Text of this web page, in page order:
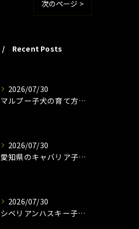
次のページ >
Recent Posts
2026/07/30
マルプー子犬の育て方と魅力解説
2026/07/30
愛知県のキャバリア子犬の魅力秘話
2026/07/30
シベリアンハスキー子犬の魅力と飼育法